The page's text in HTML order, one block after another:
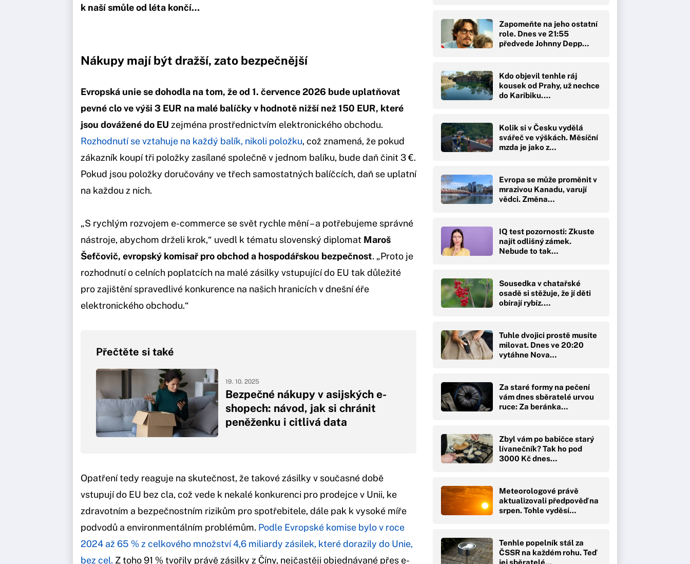
k naší smůle od léta končí…
Nákupy mají být dražší, zato bezpečnější
Evropská unie se dohodla na tom, že od 1. července 2026 bude uplatňovat
pevné clo ve výši 3 EUR na malé balíčky v hodnotě nižší než 150 EUR, které
jsou dovážené do EU zejména prostřednictvím elektronického obchodu.
Rozhodnutí se vztahuje na každý balík, nikoli položku, což znamená, že pokud
zákazník koupí tři položky zasílané společně v jednom balíku, bude daň činit 3 €.
Pokud jsou položky doručovány ve třech samostatných balíčcích, daň se uplatní
na každou z nich.
„S rychlým rozvojem e-commerce se svět rychle mění – a potřebujeme správné
nástroje, abychom drželi krok,“ uvedl k tématu slovenský diplomat Maroš
Šefčovič, evropský komisař pro obchod a hospodářskou bezpečnost. „Proto je
rozhodnutí o celních poplatcích na malé zásilky vstupující do EU tak důležité
pro zajištění spravedlivé konkurence na našich hranicích v dnešní éře
elektronického obchodu.“
Přečtěte si také
Bezpečné nákupy v asijských e-
shopech: návod, jak si chránit
peněženku i citlivá data
19. 10. 2025
Opatření tedy reaguje na skutečnost, že takové zásilky v současné době
vstupují do EU bez cla, což vede k nekalé konkurenci pro prodejce v Unii, ke
zdravotním a bezpečnostním rizikům pro spotřebitele, dále pak k vysoké míře
podvodů a environmentálním problémům. Podle Evropské komise bylo v roce
2024 až 65 % z celkového množství 4,6 miliardy zásilek, které dorazily do Unie,
bez cel. Z toho 91 % tvořily právě zásilky z Číny, nejčastěji objednávané přes e-
Zapomeňte na jeho ostatní
role. Dnes ve 21:55
předvede Johnny Depp…
Kdo objevil tenhle ráj
kousek od Prahy, už nechce
do Karibiku.…
Kolik si v Česku vydělá
svářeč ve výškách. Měsíční
mzda je jako z…
Evropa se může proměnit v
mrazivou Kanadu, varují
vědci. Změna…
IQ test pozornosti: Zkuste
najít odlišný zámek.
Nebude to tak…
Sousedka v chatařské
osadě si stěžuje, že jí děti
obírají rybíz.…
Tuhle dvojici prostě musíte
milovat. Dnes ve 20:20
vytáhne Nova…
Za staré formy na pečení
vám dnes sběratelé urvou
ruce: Za beránka…
Zbyl vám po babičce starý
lívanečník? Tak ho pod
3000 Kč dnes…
Meteorologové právě
aktualizovali předpověď na
srpen. Tohle vyděsí…
Tenhle popelník stál za
ČSSR na každém rohu. Teď
jej sběratelé…